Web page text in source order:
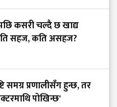
कसरी चल्दै छ खाद्य
सहज, कति असहज?
समग्र प्रणालीसँग हुन्छ, तर
पोखिन्छ'